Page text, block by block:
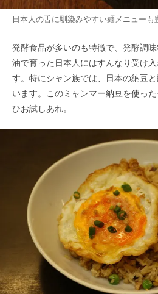
日本人の舌に馴染みやすい麺メニュー
発酵食品が多いのも特徴で、発酵調
油で育った日本人にはすんなり受け
す。特にシャン族では、日本の納豆
います。このミャンマー納豆を使っ
ひお試しあれ。